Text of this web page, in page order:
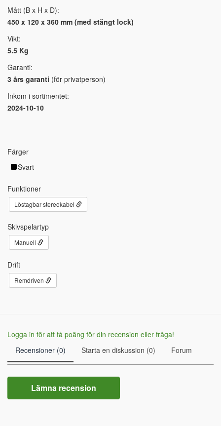
Mått (B x H x D):
450 x 120 x 360 mm (med stängt lock)
Vikt:
5.5 Kg
Garanti:
3 års garanti (för privatperson)
Inkom i sortimentet:
2024-10-10
Färger
Svart
Funktioner
Löstagbar stereokabel
Skivspelartyp
Manuell
Drift
Remdriven
Logga in för att få poäng för din recension eller fråga!
Recensioner (0)
Starta en diskussion (0) Forum
Lämna recension